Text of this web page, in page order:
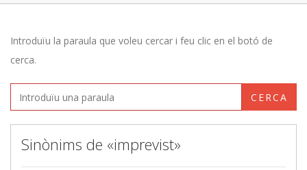
Introduïu la paraula que voleu cercar i feu clic en el botó de
cerca.
CERCA
Sinònims de «imprevist»